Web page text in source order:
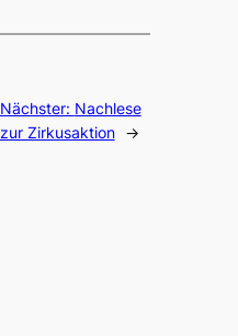
Nächster: Nachlese
zur Zirkusaktion
→